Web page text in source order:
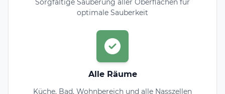
Sorgfältige Säuberung aller Oberflächen für
optimale Sauberkeit
Alle Räume
Küche, Bad, Wohnbereich und alle Nasszellen